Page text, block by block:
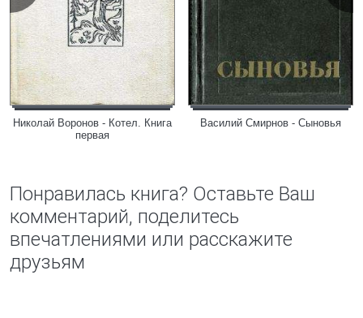
Николай Воронов - Котел. Книга
первая
Василий Смирнов - Сыновья
Понравилась книга? Оставьте Ваш
комментарий, поделитесь
впечатлениями или расскажите
друзьям